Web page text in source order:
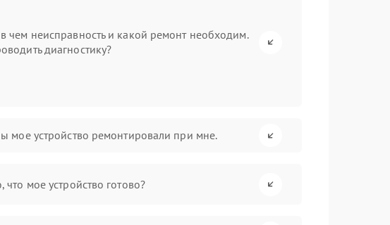
чем неисправность и какой ремонт необходим.
диагностику?
мое устройство ремонтировали при мне.
что мое устройство готово?